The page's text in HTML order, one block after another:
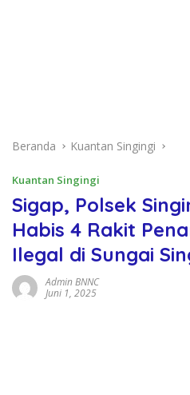
Beranda Kuantan Singingi
Kuantan Singingi
Sigap, Polsek
Habis 4 Rakit
Ilegal di Sungai
Admin BNNC
Juni 1, 2025